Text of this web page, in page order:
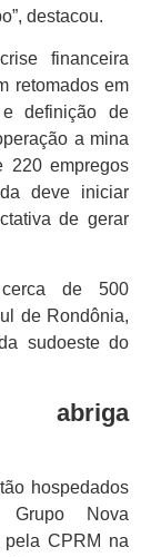
destacou.
financeira
retomados em
definição de
a mina
220 empregos
deve iniciar
de gerar
de 500
de Rondônia,
sudoeste do
abriga
hospedados
Grupo Nova
pela CPRM na